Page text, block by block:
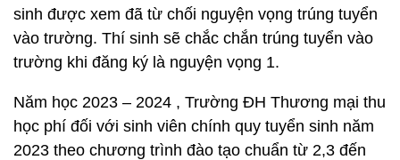
sinh được xem đã từ chối nguyện vọng trúng tuyển
vào trường. Thí sinh sẽ chắc chắn trúng tuyển vào
trường khi đăng ký là nguyện vọng 1.
Năm học 2023 – 2024 , Trường ĐH Thương mại thu
học phí đối với sinh viên chính quy tuyển sinh năm
2023 theo chương trình đào tạo chuẩn từ 2,3 đến